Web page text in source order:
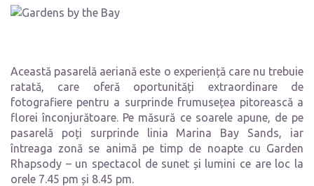
Această pasarelă aeriană este o experiență care nu trebuie
ratată, care oferă oportunități extraordinare de
fotografiere pentru a surprinde frumusețea pitorească a
florei înconjurătoare. Pe măsură ce soarele apune, de pe
pasarelă poți surprinde linia Marina Bay Sands, iar
întreaga zonă se animă pe timp de noapte cu Garden
Rhapsody – un spectacol de sunet și lumini ce are loc la
orele 7.45 pm și 8.45 pm.